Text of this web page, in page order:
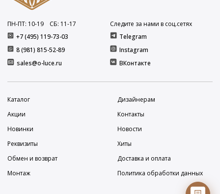
+7 (495) 119-73-03
8 (981) 815-52-89
ПН-ПТ: 10-19 СБ: 11-17
sales@o-luce.ru
Следите за нами в соц.сетях
Telegram
Instagram
ВКонтакте
Каталог
Дизайнерам
Акции
Контакты
Новинки
Новости
Реквизиты
Хиты
Обмен и возврат
Доставка и оплата
Монтаж
Политика обработки данных